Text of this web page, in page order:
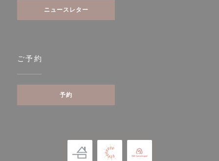
ニュースレター
ご予約
予約